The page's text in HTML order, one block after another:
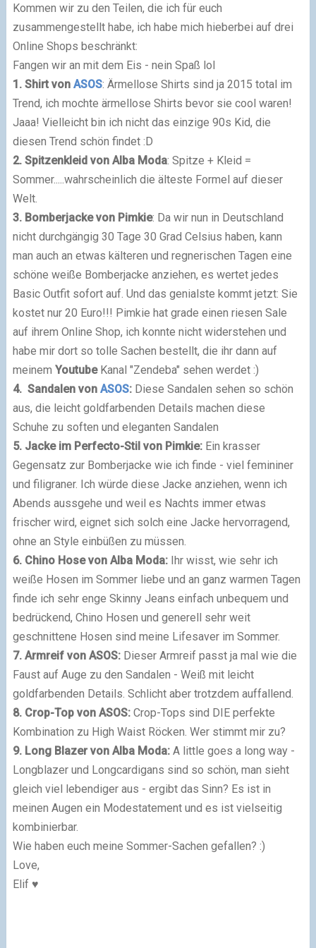
Kommen wir zu den Teilen, die ich für euch
zusammengestellt habe, ich habe mich hieberbei auf drei
Online Shops beschränkt:
Fangen wir an mit dem Eis - nein Spaß lol
1. Shirt von ASOS: Ärmellose Shirts sind ja 2015 total im
Trend, ich mochte ärmellose Shirts bevor sie cool waren!
Jaaa! Vielleicht bin ich nicht das einzige 90s Kid, die
diesen Trend schön findet :D
2. Spitzenkleid von Alba Moda: Spitze + Kleid =
Sommer.....wahrscheinlich die älteste Formel auf dieser
Welt.
3. Bomberjacke von Pimkie: Da wir nun in Deutschland
nicht durchgängig 30 Tage 30 Grad Celsius haben, kann
man auch an etwas kälteren und regnerischen Tagen eine
schöne weiße Bomberjacke anziehen, es wertet jedes
Basic Outfit sofort auf. Und das genialste kommt jetzt: Sie
kostet nur 20 Euro!!! Pimkie hat grade einen riesen Sale
auf ihrem Online Shop, ich konnte nicht widerstehen und
habe mir dort so tolle Sachen bestellt, die ihr dann auf
meinem YoutubeKanal "Zendeba" sehen werdet :)
4. Sandalen von ASOS:Diese Sandalen sehen so schön
aus, die leicht goldfarbenden Details machen diese
Schuhe zu soften und eleganten Sandalen
5. Jacke im Perfecto-Stil von Pimkie:Ein krasser
Gegensatz zur Bomberjacke wie ich finde - viel femininer
und filigraner. Ich würde diese Jacke anziehen, wenn ich
Abends aussgehe und weil es Nachts immer etwas
frischer wird, eignet sich solch eine Jacke hervorragend,
ohne an Style einbüßen zu müssen.
6. Chino Hose von Alba Moda:Ihr wisst, wie sehr ich
weiße Hosen im Sommer liebe und an ganz warmen Tagen
finde ich sehr enge Skinny Jeans einfach unbequem und
bedrückend, Chino Hosen und generell sehr weit
geschnittene Hosen sind meine Lifesaver im Sommer.
7. Armreif von ASOS:Dieser Armreif passt ja mal wie die
Faust auf Auge zu den Sandalen - Weiß mit leicht
goldfarbenden Details. Schlicht aber trotzdem auffallend.
8. Crop-Top von ASOS:Crop-Tops sind DIE perfekte
Kombination zu High Waist Röcken. Wer stimmt mir zu?
9. Long Blazer von Alba Moda:A little goes a long way -
Longblazer und Longcardigans sind so schön, man sieht
gleich viel lebendiger aus - ergibt das Sinn? Es ist in
meinen Augen ein Modestatement und es ist vielseitig
kombinierbar.
Wie haben euch meine Sommer-Sachen gefallen? :)
Love,
Elif ♥